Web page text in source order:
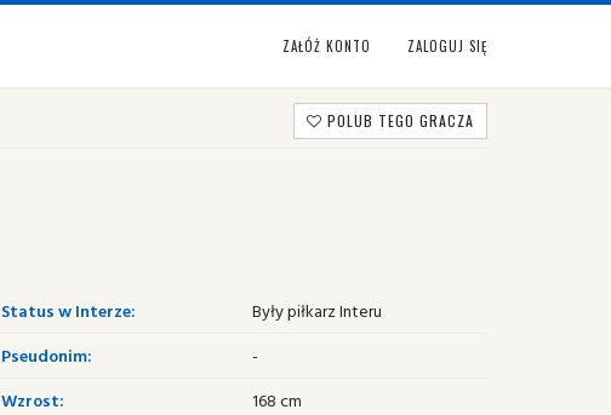
ZAŁÓŻ KONTO ZALOGUJ SIĘ
POLUB TEGO GRACZA
Status w Interze:
Były piłkarz Interu
Pseudonim:
-
Wzrost:
168 cm